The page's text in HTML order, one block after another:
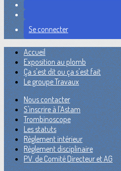
Se connecter
Accueil
Exposition au plomb
Ça s'est dit ou ça s'est fait
Le groupe Travaux
Nous contacter
S'inscrire à l'Astam
Trombinoscope
Les statuts
Règlement intérieur
Règlement disciplinaire
P.V. de Comité Directeur et AG